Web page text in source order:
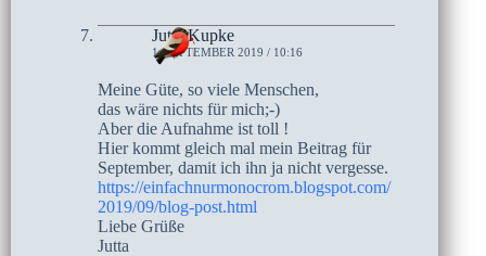
Jutta Kupke
1. SEPTEMBER 2019 / 10:16
Meine Güte, so viele Menschen,
das wäre nichts für mich;-)
Aber die Aufnahme ist toll !
Hier kommt gleich mal mein Beitrag für
September, damit ich ihn ja nicht vergesse.
https://einfachnurmonocrom.blogspot.com/
2019/09/blog-post.html
Liebe Grüße
Jutta